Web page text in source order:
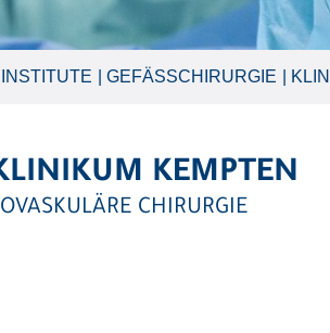
GEFÄSSCHIRURGIE
KEMPTEN
CHIRURGIE